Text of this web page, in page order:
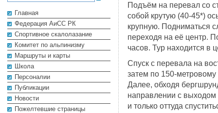
Главная
Федерация АиСС РК
Cпортивное скалолазание
Комитет по альпинизму
Маршруты и карты
Школа
Персоналии
Публикации
Новости
Пожелтевшие страницы
Подъём на перевал со
собой крутую (40-45*)
крупную. Подниматься
переходя на её центр.
часов. Тур находится в
Спуск с перевала на
затем по 150-
Далее, обходя
направлении с
и только оттуда